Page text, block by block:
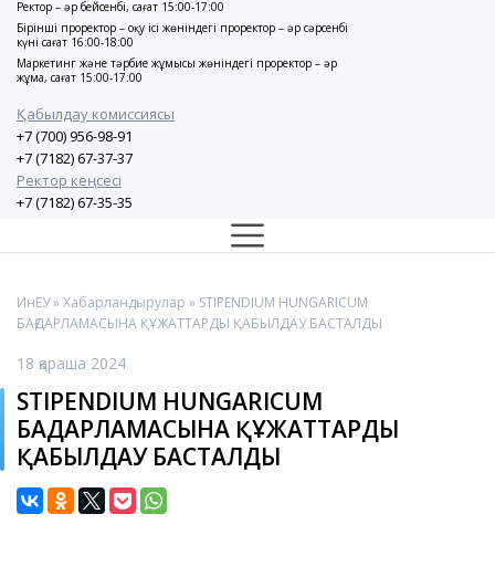
Ректор – әр бейсенбі, сағат 15:00-17:00
Бірінші проректор – оқу ісі жөніндегі проректор – әр сәрсенбі
күні сағат 16:00-18:00
Маркетинг және тәрбие жұмысы жөніндегі проректор – әр
жұма, сағат 15:00-17:00
Қабылдау комиссиясы
+7 (700) 956-98-91
+7 (7182) 67-37-37
Ректор кеңсесі
+7 (7182) 67-35-35
ИнЕУ»Хабарландырулар » STIPENDIUM HUNGARICUM
БАҒДАРЛАМАСЫНА ҚҰЖАТТАРДЫ ҚАБЫЛДАУ БАСТАЛДЫ
18 қараша 2024
STIPENDIUM HUNGARICUM
БАҒДАРЛАМАСЫНА ҚҰЖАТТАРДЫ
ҚАБЫЛДАУ БАСТАЛДЫ